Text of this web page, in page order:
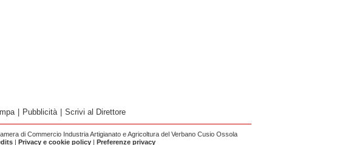
Pubblicità Scrivi al Direttore
di Commercio Industria Artigianato e Agricoltura del Verbano Cusio Ossola
| Privacy e cookie policy| Preferenze privacy